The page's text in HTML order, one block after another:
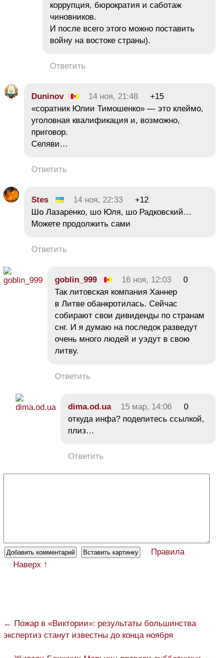
коррупция, бюрократия и саботаж
чиновников.
И после всего этого можно поставить
войну на востоке страны).
Ответить
Duninov 14 ноя, 21:48
+15
«соратник Юлии Тимошенко» — это клеймо,
уголовная квалификация и, возможно,
приговор.
Селяви…
Ответить
Stes 14 ноя, 22:33
+12
Шо Лазаренко, шо Юля, шо Радковский…
Можете продолжить сами
Ответить
goblin_999 16 ноя, 12:03
0
Так литовская компания Ханнер
в Литве обанкротилась. Сейчас
собирают свои дивиденды по странам
снг. И я думаю на последок разведут
очень много людей и уэдут в свою
литву.
Ответить
dima.od.ua 15 мар, 14:06
0
откуда инфа? поделитесь ссылкой,
плиз…
Ответить
Правила
Наверх ↑
← Пожар в «Виктории»: результаты большинства
экспертиз станут известны до конца ноября